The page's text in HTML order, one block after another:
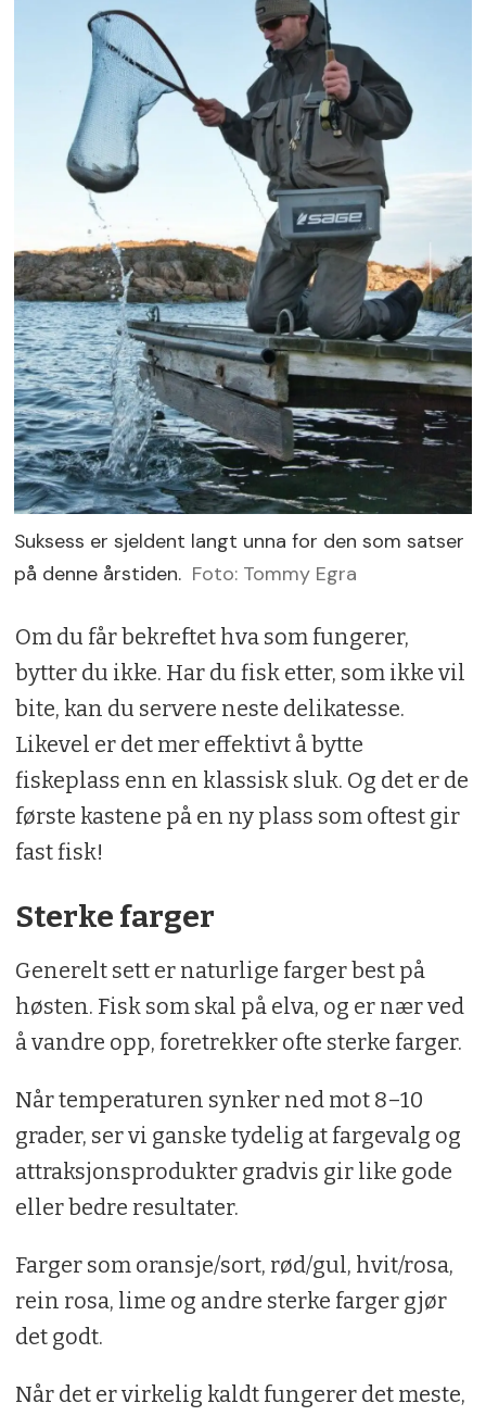
Suksess er sjeldent langt unna for den som satser
på denne årstiden. Foto: Tommy Egra
Om du får bekreftet hva som fungerer,
bytter du ikke. Har du fisk etter, som ikke vil
bite, kan du servere neste delikatesse.
Likevel er det mer effektivt å bytte
fiskeplass enn en klassisk sluk. Og det er de
første kastene på en ny plass som oftest gir
fast fisk!
Sterke farger
Generelt sett er naturlige farger best på
høsten. Fisk som skal på elva, og er nær ved
å vandre opp, foretrekker ofte sterke farger.
Når temperaturen synker ned mot 8–10
grader, ser vi ganske tydelig at fargevalg og
attraksjonsprodukter gradvis gir like gode
eller bedre resultater.
Farger som oransje/sort, rød/gul, hvit/rosa,
rein rosa, lime og andre sterke farger gjør
det godt.
Når det er virkelig kaldt fungerer det meste,